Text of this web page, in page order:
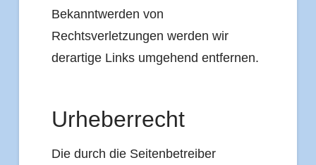
Bekanntwerden von
Rechtsverletzungen werden wir
derartige Links umgehend entfernen.
Urheberrecht
Die durch die Seitenbetreiber